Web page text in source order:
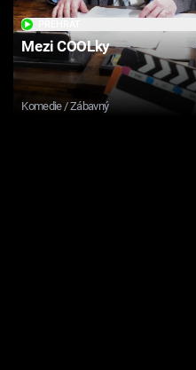
Mezi COOLky
Komedie / Zábavný